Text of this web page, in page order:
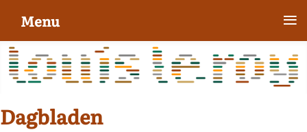
Dagbladen
Menu ≡